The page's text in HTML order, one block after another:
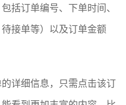
括订单编号、下单时间、
接单等）以及订单金额
详细信息，只需点击该订